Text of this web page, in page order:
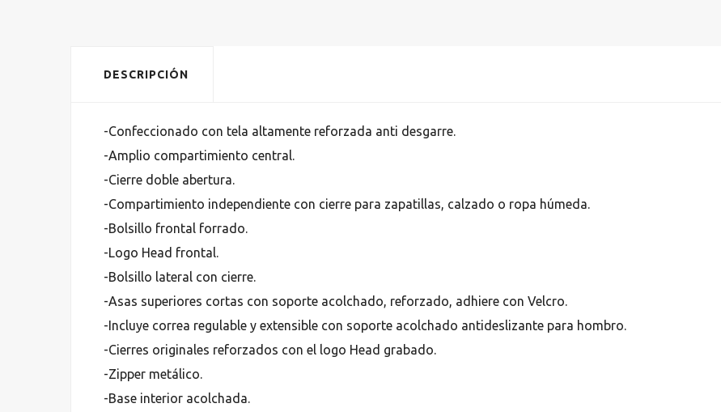
DESCRIPCIÓN
-Confeccionado con tela altamente reforzada anti desgarre.
-Amplio compartimiento central.
-Cierre doble abertura.
-Compartimiento independiente con cierre para zapatillas, calzado o ropa húmeda.
-Bolsillo frontal forrado.
-Logo Head frontal.
-Bolsillo lateral con cierre.
-Asas superiores cortas con soporte acolchado, reforzado, adhiere con Velcro.
-Incluye correa regulable y extensible con soporte acolchado antideslizante para hombro.
-Cierres originales reforzados con el logo Head grabado.
-Zipper metálico.
-Base interior acolchada.